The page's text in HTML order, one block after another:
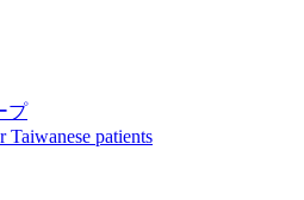
プ
Taiwanese patients